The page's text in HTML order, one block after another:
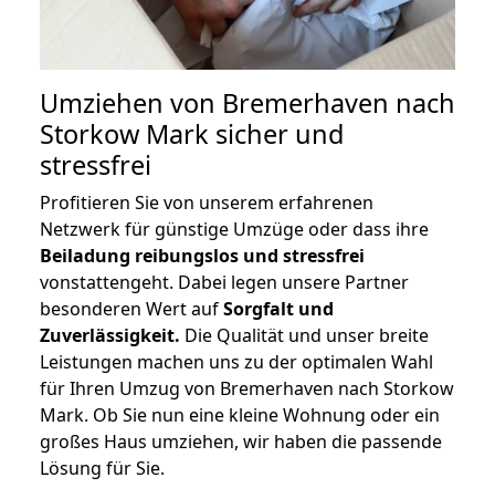
Umziehen von Bremerhaven nach
Storkow Mark sicher und
stressfrei
Profitieren Sie von unserem erfahrenen
Netzwerk für günstige Umzüge oder dass ihre
Beiladung reibungslos und stressfrei
vonstattengeht. Dabei legen unsere Partner
besonderen Wert aufSorgfalt und
Zuverlässigkeit. Die Qualität und unser breite
Leistungen machen uns zu der optimalen Wahl
für Ihren Umzug von Bremerhaven nach Storkow
Mark. Ob Sie nun eine kleine Wohnung oder ein
großes Haus umziehen, wir haben die passende
Lösung für Sie.